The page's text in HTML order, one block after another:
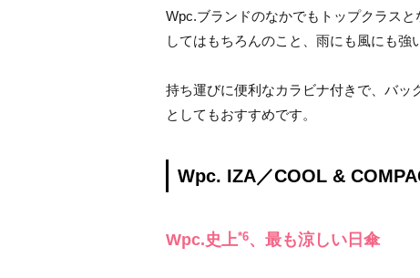
Wpc.ブランドのなかでもトップクラス
してはもちろんのこと、雨にも風にも強
持ち運びに便利なカラビナ付きで、バッ
としてもおすすめです。
Wpc. IZA／COOL &
Wpc.史上*6、最も涼しい日傘